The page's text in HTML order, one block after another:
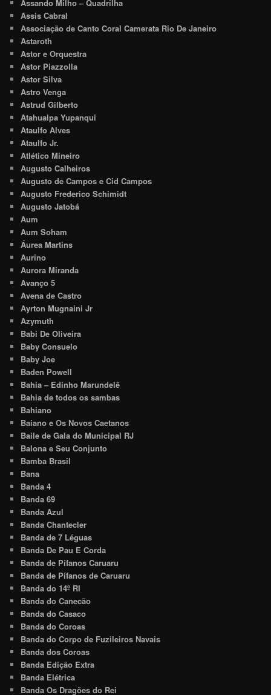
Assando Milho – Quadrilha
Assis Cabral
Associação de Canto Coral Camerata Rio De Janeiro
Astaroth
Astor e Orquestra
Astor Piazzolla
Astor Silva
Astro Venga
Astrud Gilberto
Atahualpa Yupanqui
Ataulfo Alves
Ataulfo Jr.
Atlético Mineiro
Augusto Calheiros
Augusto de Campos e Cid Campos
Augusto Frederico Schimidt
Augusto Jatobá
Aum
Aum Soham
Áurea Martins
Aurino
Aurora Miranda
Avanço 5
Avena de Castro
Ayrton Mugnaini Jr
Azymuth
Babi De Oliveira
Baby Consuelo
Baby Joe
Baden Powell
Bahia – Edinho Marundelê
Bahia de todos os sambas
Bahiano
Baiano e Os Novos Caetanos
Baile de Gala do Municipal RJ
Balona e Seu Conjunto
Bamba Brasil
Bana
Banda 4
Banda 69
Banda Azul
Banda Chantecler
Banda de 7 Léguas
Banda De Pau E Corda
Banda de Pífanos Caruaru
Banda de Pífanos de Caruaru
Banda do 14º RI
Banda do Canecão
Banda do Casaco
Banda do Coroas
Banda do Corpo de Fuzileiros Navais
Banda dos Coroas
Banda Edição Extra
Banda Elétrica
Banda Os Dragões do Rei